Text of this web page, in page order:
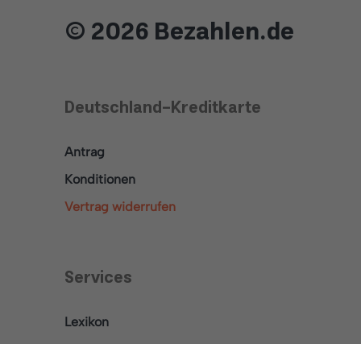
© 2026 Bezahlen.de
Deutschland-Kreditkarte
Antrag
Konditionen
Vertrag widerrufen
Services
Lexikon